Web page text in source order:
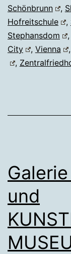
Schönbrunn
,
Hofreitschule
,
Stephansdom
,
City
, Vienna ,
,
und